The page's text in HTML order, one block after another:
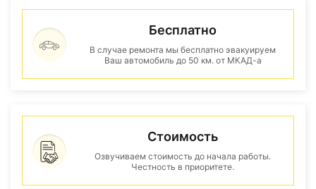
Бесплатно
В случае ремонта мы бесплатно эвакуируем
Ваш автомобиль до 50 км. от МКАД-а
Стоимость
Озвучиваем стоимость до начала работы.
Честность в приоритете.